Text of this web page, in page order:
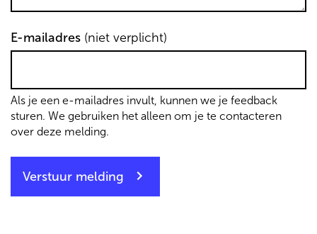
E-mailadres (niet verplicht)
Als je een e-mailadres invult, kunnen we je feedback
sturen. We gebruiken het alleen om je te contacteren
over deze melding.
Verstuur melding